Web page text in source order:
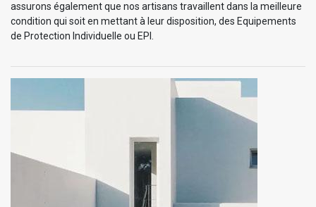
assurons également que nos artisans travaillent dans la meilleure
condition qui soit en mettant à leur disposition, des Equipements
de Protection Individuelle ou EPI.